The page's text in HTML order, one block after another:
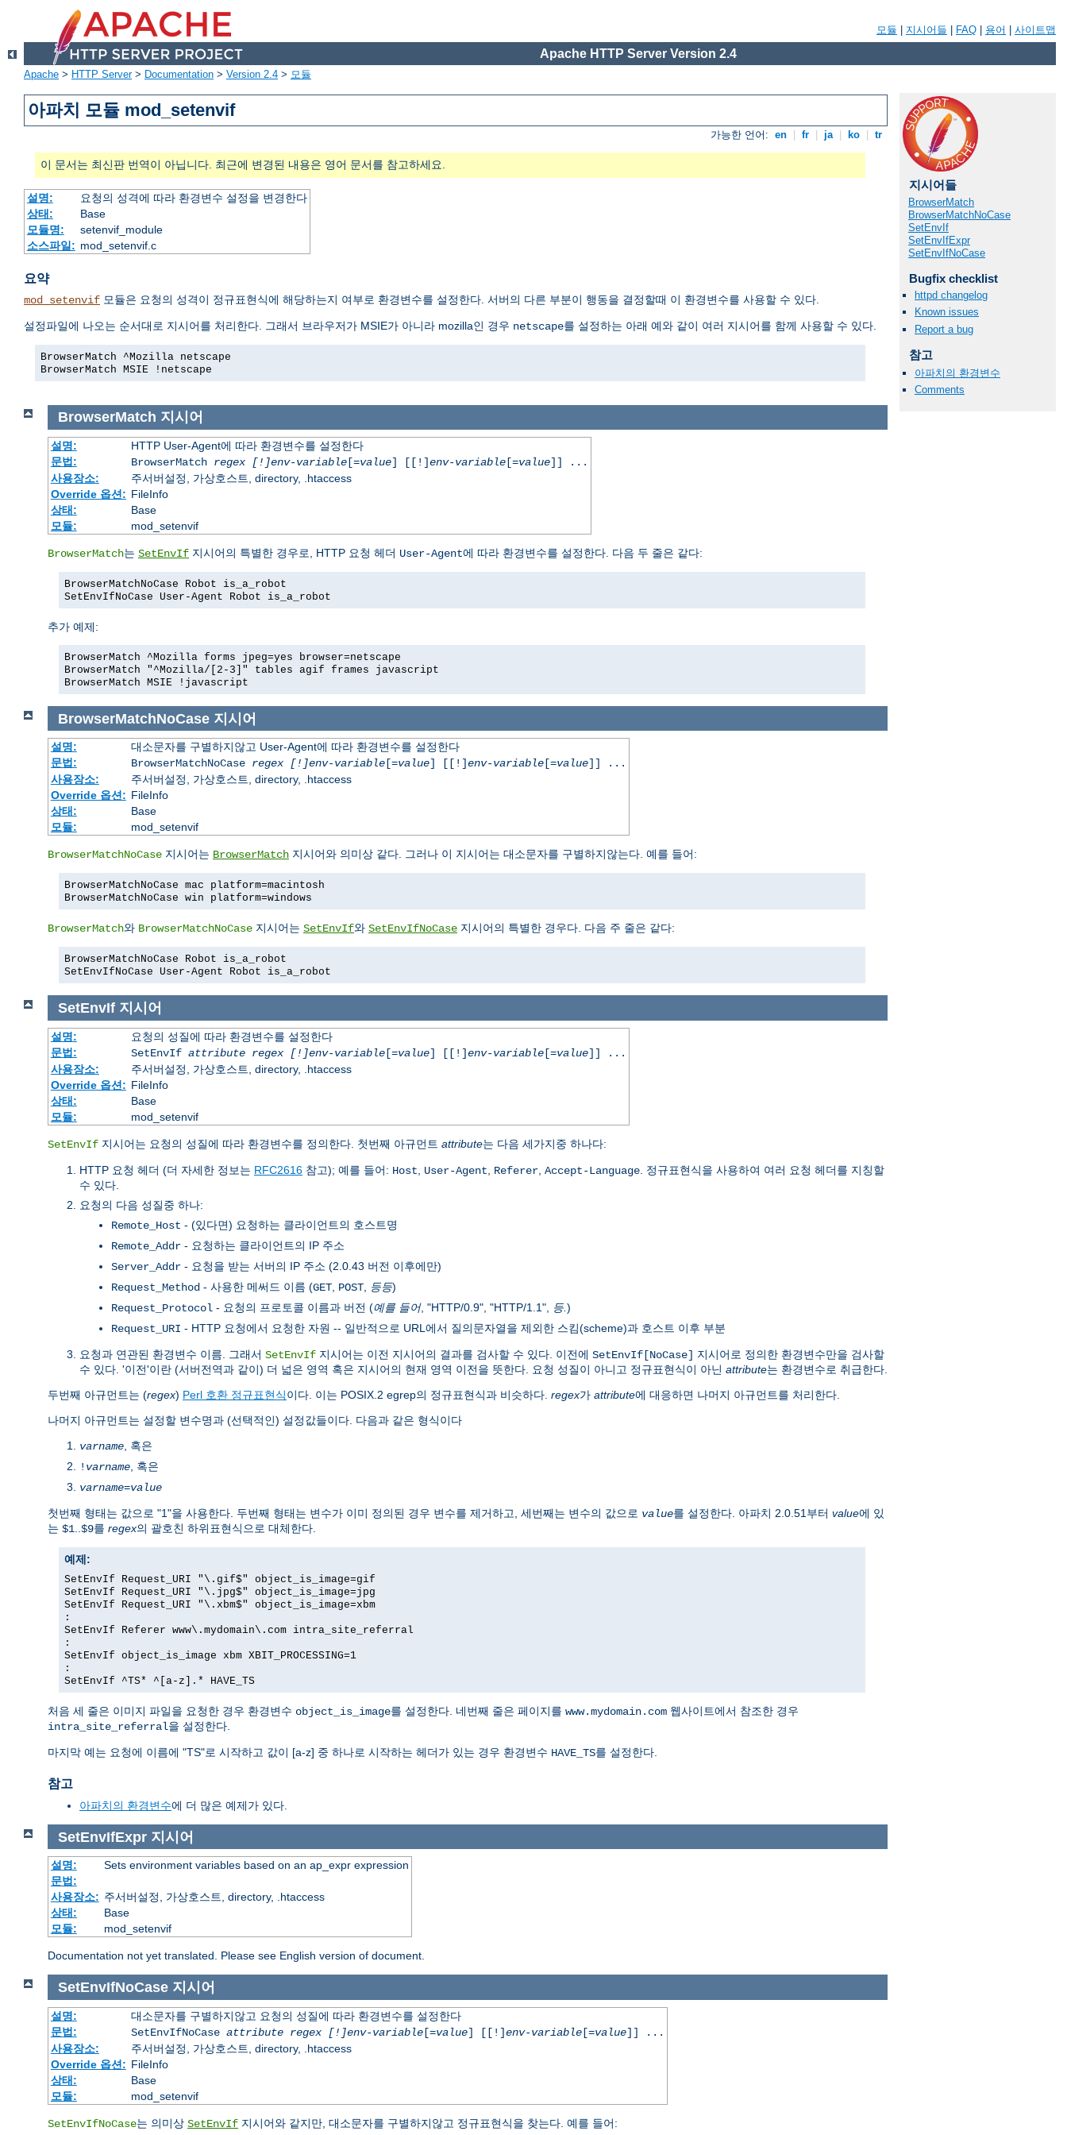
모듈 지시어들 FAQ 용어 사이트맵
Apache HTTP Server Version 2.4
Apache > HTTP Server> Documentation > Version 2.4 > 모듈
아파치 모듈 mod_setenvif
가능한 언어: en fr ja ko tr
이 문서는 최신판 번역이 아닙니다. 최근에 변경된 내용은 영어 문서를 참고하세요.
설명:
요청의 성격에 따라 환경변수 설정을 변경한다
상태:
Base
모듈명:
setenvif_module
소스파일: mod_setenvif.c
요약
mod_setenvif 모듈은 요청의 성격이 정규표현식에 해당하는지 여부로 환경변수를 설정한다. 서버의 다른 부분이 행동을 결정할때 이 환경변수를 사용할 수 있다.
설정파일에 나오는 순서대로 지시어를 처리한다. 그래서 브라우저가 MSIE가 아니라 mozilla인 경우 netscape를 설정하는 아래 예와 같이 여러 지시어를 함께 사용할 수 있다.
BrowserMatch ^Mozilla netscape
BrowserMatch MSIE !netscape
지시어들
BrowserMatch
BrowserMatchNoCase
SetEnvIf
SetEnvIfExpr
SetEnvIfNoCase
Bugfix checklist
httpd changelog
Known issues
Report a bug
참고
아파치의 환경변수
Comments
BrowserMatch 지시어
설명:
HTTP User-Agent에 따라 환경변수를 설정한다
문법:
BrowserMatch regex [!]env-variable[=value] [[!]env-variable[=value]] ...
사용장소:
주서버설정, 가상호스트, directory, .htaccess
Override 옵션: FileInfo
상태:
Base
모듈:
mod_setenvif
BrowserMatch는 SetEnvIf 지시어의 특별한 경우로, HTTP 요청 헤더 User-Agent에 따라 환경변수를 설정한다. 다음 두 줄은 같다:
BrowserMatchNoCase Robot is_a_robot
SetEnvIfNoCase User-Agent Robot is_a_robot
추가 예제:
BrowserMatch ^Mozilla forms jpeg=yes browser=netscape
BrowserMatch "^Mozilla/[2-3]" tables agif frames javascript
BrowserMatch MSIE !javascript
BrowserMatchNoCase 지시어
설명:
대소문자를 구별하지않고 User-Agent에 따라 환경변수를 설정한다
문법:
BrowserMatchNoCase regex [!]env-variable[=value] [[!]env-variable[=value]] ...
사용장소:
주서버설정, 가상호스트, directory, .htaccess
Override 옵션: FileInfo
상태:
Base
모듈:
mod_setenvif
BrowserMatchNoCase 지시어는 BrowserMatch 지시어와 의미상 같다. 그러나 이 지시어는 대소문자를 구별하지않는다. 예를 들어:
BrowserMatchNoCase mac platform=macintosh
BrowserMatchNoCase win platform=windows
BrowserMatch와 BrowserMatchNoCase 지시어는 SetEnvIf와 SetEnvIfNoCase 지시어의 특별한 경우다. 다음 주 줄은 같다:
BrowserMatchNoCase Robot is_a_robot
SetEnvIfNoCase User-Agent Robot is_a_robot
SetEnvIf 지시어
설명:
요청의 성질에 따라 환경변수를 설정한다
문법:
SetEnvIf attribute regex [!]env-variable[=value] [[!]env-variable[=value]] ...
사용장소:
주서버설정, 가상호스트, directory, .htaccess
Override 옵션: FileInfo
상태:
Base
모듈:
mod_setenvif
SetEnvIf 지시어는 요청의 성질에 따라 환경변수를 정의한다. 첫번째 아규먼트 attribute는 다음 세가지중 하나다:
HTTP 요청 헤더 (더 자세한 정보는 RFC2616 참고); 예를 들어: Host User-Agent Referer Accept-Language . 정규표현식을 사용하여 여러 요청 헤더를 지칭할
수 있다.
요청의 다음 성질중 하나:
Remote_Host - (있다면) 요청하는 클라이언트의 호스트명
Remote_Addr - 요청하는 클라이언트의 IP 주소
Server_Addr - 요청을 받는 서버의 IP 주소 (2.0.43 버전 이후에만)
Request_Method - 사용한 메써드 이름 (GET POST 등등)
Request_Protocol - 요청의 프로토콜 이름과 버전 (예를 들어, "HTTP/0.9", "HTTP/1.1", 등. )
Request_URI - HTTP 요청에서 요청한 자원 -- 일반적으로 URL에서 질의문자열을 제외한 스킴(scheme)과 호스트 이후 부분
요청과 연관된 환경변수 이름. 그래서 SetEnvIf 지시어는 이전 지시어의 결과를 검사할 수 있다. 이전에 SetEnvIf[NoCase] 지시어로 정의한 환경변수만을 검사할
수 있다. '이전'이란 (서버전역과 같이) 더 넓은 영역 혹은 지시어의 현재 영역 이전을 뜻한다. 요청 성질이 아니고 정규표현식이 아닌 attribute는 환경변수로 취급한다.
두번째 아규먼트는 (regex) Perl 호환 정규표현식이다. 이는 POSIX.2 egrep의 정규표현식과 비슷하다. regex가 attribute에 대응하면 나머지 아규먼트를 처리한다.
나머지 아규먼트는 설정할 변수명과 (선택적인) 설정값들이다. 다음과 같은 형식이다
varname , 혹은
! varname , 혹은
varname=value
첫번째 형태는 값으로 "1"을 사용한다. 두번째 형태는 변수가 이미 정의된 경우 변수를 제거하고, 세번째는 변수의 값으로 value를 설정한다. 아파치 2.0.51부터 value에 있
는 $1 $9를 regex의 괄호친 하위표현식으로 대체한다.
예제:
SetEnvIf Request_URI "\.gif$" object_is_image=gif
SetEnvIf Request_URI "\.jpg$" object_is_image=jpg
SetEnvIf Request_URI "\.xbm$" object_is_image=xbm
:
SetEnvIf Referer www\.mydomain\.com intra_site_referral
:
SetEnvIf object_is_image xbm XBIT_PROCESSING=1
:
SetEnvIf ^TS* ^[a-z].* HAVE_TS
처음 세 줄은 이미지 파일을 요청한 경우 환경변수 object_is_image를 설정한다. 네번째 줄은 페이지를 www.mydomain.com 웹사이트에서 참조한 경우
intra_site_referral을 설정한다.
마지막 예는 요청에 이름에 "TS"로 시작하고 값이 [a-z] 중 하나로 시작하는 헤더가 있는 경우 환경변수 HAVE_TS를 설정한다.
참고
아파치의 환경변수에 더 많은 예제가 있다.
SetEnvIfExpr 지시어
설명:
Sets environment variables based on an ap_expr expression
문법:
사용장소: 주서버설정, 가상호스트, directory, .htaccess
상태:
Base
모듈:
mod_setenvif
Documentation not yet translated. Please see English version of document.
SetEnvIfNoCase 지시어
설명:
대소문자를 구별하지않고 요청의 성질에 따라 환경변수를 설정한다
문법:
SetEnvIfNoCase attribute regex [!]env-variable[=value] [[!]env-variable[=value]] ...
사용장소:
주서버설정, 가상호스트, directory, .htaccess
Override 옵션: FileInfo
상태:
Base
모듈:
mod_setenvif
SetEnvIfNoCase는 의미상 SetEnvIf 지시어와 같지만, 대소문자를 구별하지않고 정규표현식을 찾는다. 예를 들어: